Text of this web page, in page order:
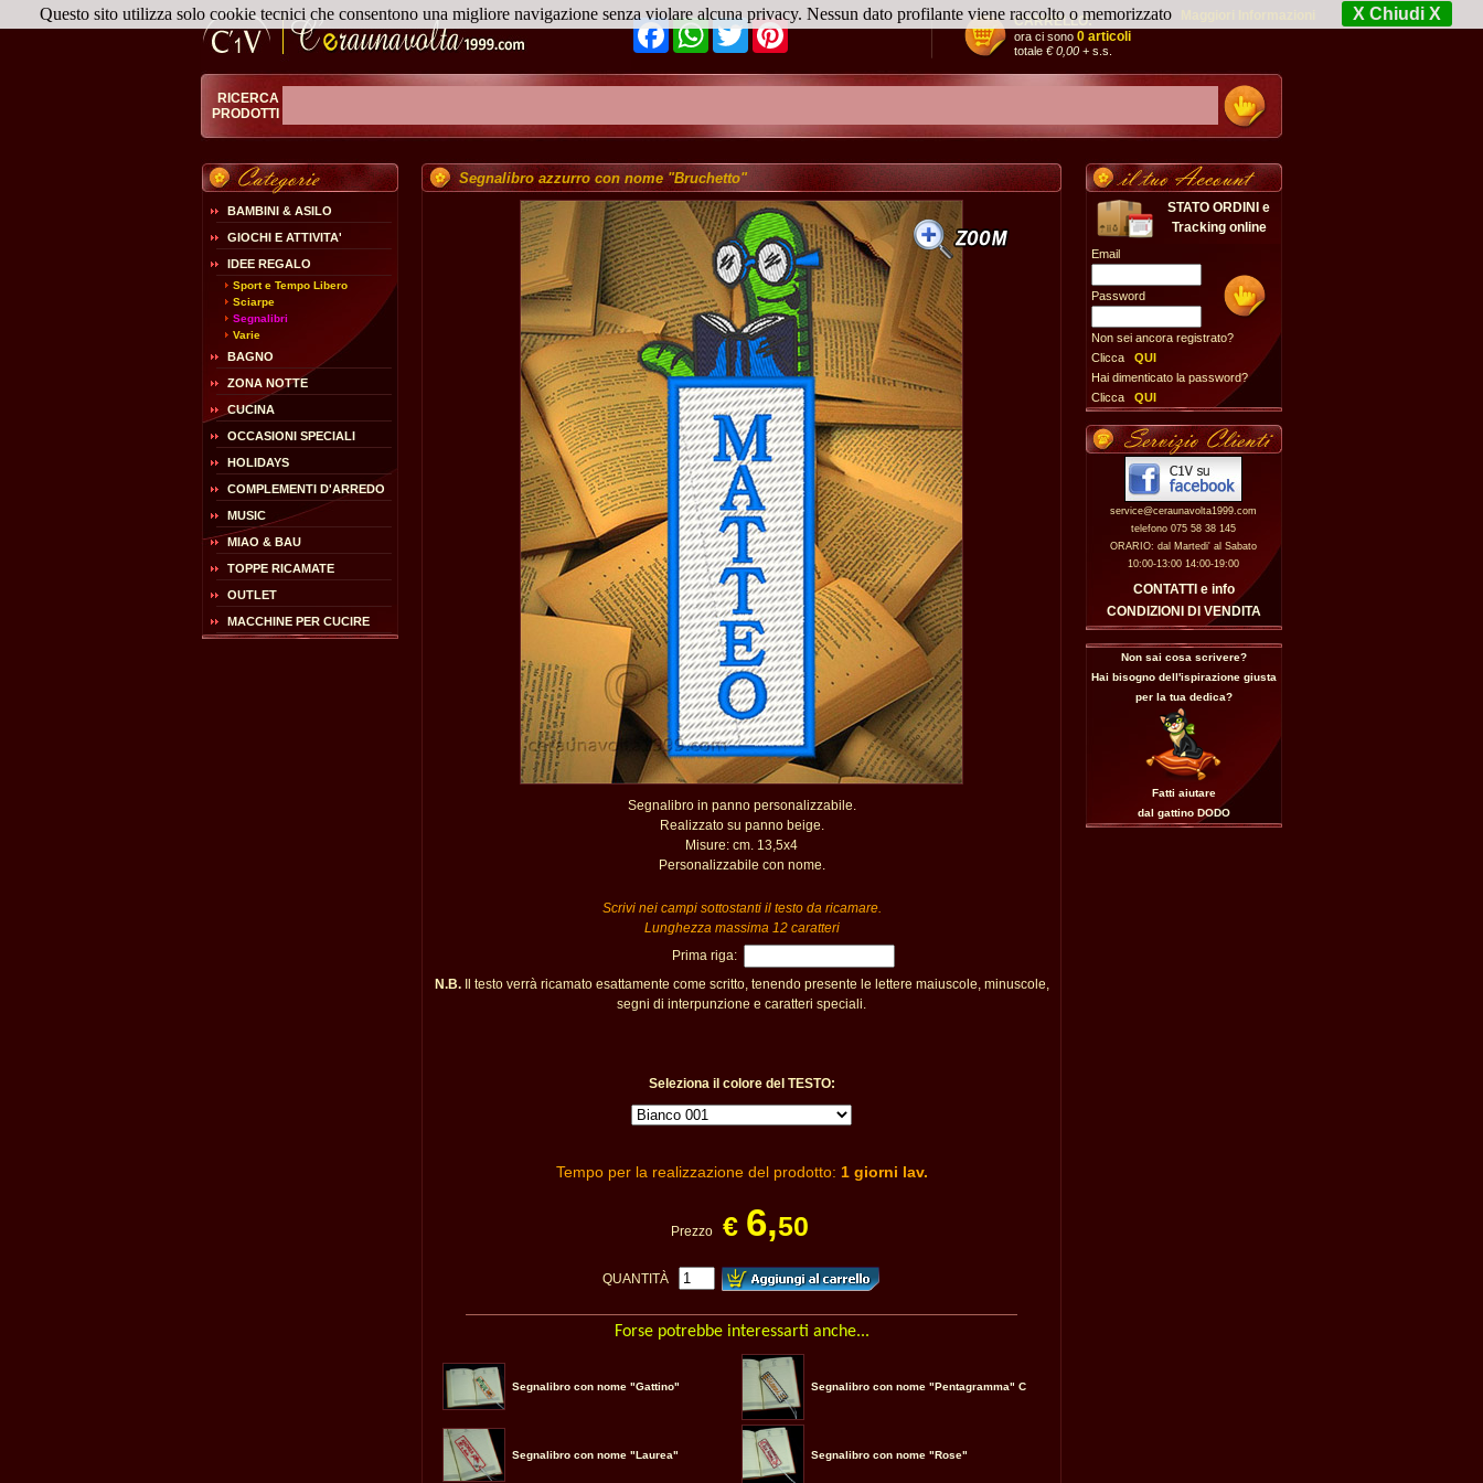
FacebookWhatsApp
TwitterPinterest CARRELLO:
ora ci sono 0 articoli
totale € 0,00 + s.s.
RICERCA
PRODOTTI
BAMBINI & ASILO
GIOCHI E ATTIVITA'
IDEE REGALO
Sport e Tempo Libero
Sciarpe
Segnalibri
Varie
BAGNO
ZONA NOTTE
CUCINA
OCCASIONI SPECIALI
HOLIDAYS
COMPLEMENTI D'ARREDO
MUSIC
MIAO & BAU
TOPPE RICAMATE
OUTLET
MACCHINE PER CUCIRE
Segnalibro azzurro con nome "Bruchetto"
Segnalibro in panno personalizzabile.
Realizzato su panno beige.
Misure: cm. 13,5x4
Personalizzabile con nome.
Scrivi nei campi sottostanti il testo da ricamare.
Lunghezza massima 12 caratteri
Prima riga:
N.B.Il testo verrà ricamato esattamente come scritto, tenendo presente le lettere maiuscole, minuscole,
segni di interpunzione e caratteri speciali.
Seleziona il colore del TESTO:
Tempo per la realizzazione del prodotto: 1 giorni lav.
Prezzo € 6,50
QUANTITÀ
Forse potrebbe interessarti anche...
Segnalibro con nome "Gattino" Segnalibro con nome "Pentagramma" C
Segnalibro con nome "Laurea" Segnalibro con nome "Rose"
STATO ORDINI e
Tracking online
Email
Password
Non sei ancora registrato?
Clicca
QUI
Hai dimenticato la password?
Clicca
QUI
service@ceraunavolta1999.com
telefono 075 58 38 145
ORARIO: dal Martedi' al Sabato
10:00-13:00 14:00-19:00
CONTATTI e info
CONDIZIONI DI VENDITA
Non sai cosa scrivere?
Hai bisogno dell'ispirazione giusta
per la tua dedica?
Fatti aiutare
dal gattino DODO
Questo sito utilizza solo cookie tecnici che consentono una migliore navigazione senza violare alcuna privacy. Nessun dato profilante viene raccolto o memorizzato X Chiudi X